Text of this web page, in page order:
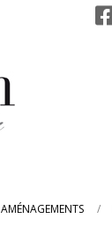
AMÉNAGEMENTS